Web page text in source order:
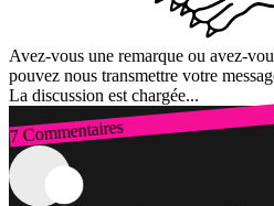
Avez-vous une remarque ou avez-
pouvez nous transmettre votre
La discussion est chargée...
7 Commentaires
Connexion